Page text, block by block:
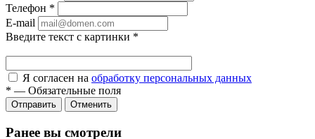
Телефон *
E-mail
Введите текст с картинки *
Я согласен на обработку персональных данных
* — Обязательные поля
Отправить Отменить
Ранее вы смотрели